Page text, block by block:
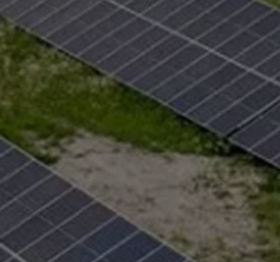
Fleet Interface Data
Multistop Pathfinder
Übersicht Software Updates
Hilfreiches für Besitzer
Digitales Bordbuch
Fahrerassistenz- und Sicherheitssysteme
Kontrollleuchten
Kurzfahrprofile und Ölverdünnung
Batterieverordnung
XTL-Dieselkraftstoff
Ersatzteile und Betriebsflüssigkeiten
Original Zubehör und Lifestyle Produkte
myVolkswagen
myVolkswagen Business
Elektrisch & Autonom
Elektro - & Hybridfahrzeuge
Unser Ansatz
Klimafreundlicher Strom
Reichweite & Ladelösungen
Reichweitensimulator